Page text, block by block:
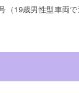
（19歳男性型車両